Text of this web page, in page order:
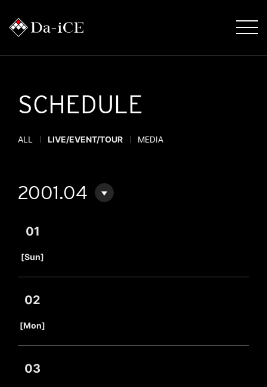
SCHEDULE
ALL LIVE/EVENT/TOUR MEDIA
2001.04
01
[Sun]
02
[Mon]
03